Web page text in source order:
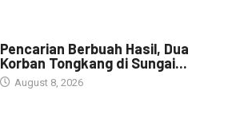
Pencarian Berbuah Hasil, Dua
Korban Tongkang di Sungai...
August 8, 2026